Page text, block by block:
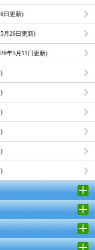
日更新)
月26日更新)
年5月11日更新)